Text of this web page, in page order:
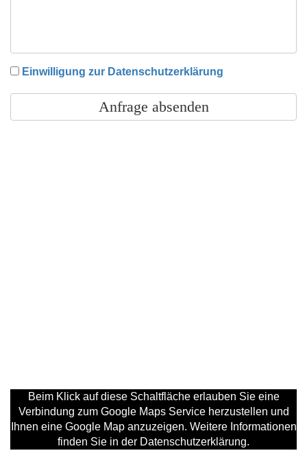
Einwilligung zur Datenschutzerklärung
Anfrage absenden
Beim Klick auf diese Schaltfläche erlauben Sie eine
Verbindung zum Google Maps Service herzustellen und
Ihnen eine Google Map anzuzeigen. Weitere Informationen
finden Sie in der Datenschutzerklärung.